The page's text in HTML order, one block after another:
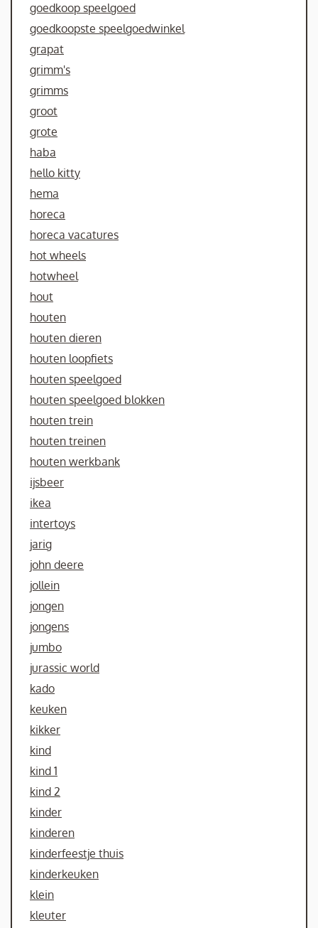
goedkoop speelgoed
goedkoopste speelgoedwinkel
grapat
grimm's
grimms
groot
grote
haba
hello kitty
hema
horeca
horeca vacatures
hot wheels
hotwheel
hout
houten
houten dieren
houten loopfiets
houten speelgoed
houten speelgoed blokken
houten trein
houten treinen
houten werkbank
ijsbeer
ikea
intertoys
jarig
john deere
jollein
jongen
jongens
jumbo
jurassic world
kado
keuken
kikker
kind
kind 1
kind 2
kinder
kinderen
kinderfeestje thuis
kinderkeuken
klein
kleuter